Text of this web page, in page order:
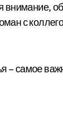
внимание,
с
– самое